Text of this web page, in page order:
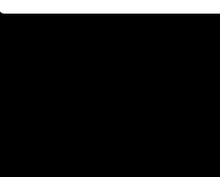
Pottera přišla s ráznou